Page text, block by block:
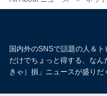
国内外のSNSで話題の人＆
だけでちょっと得する、な
きゃ）損」ニュースが盛りだ